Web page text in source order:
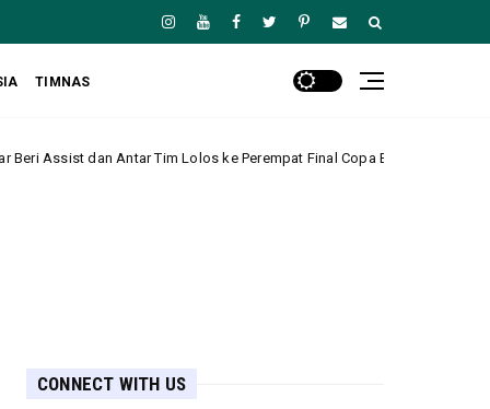
TIMNAS
Lolos ke Perempat Final Copa Betano do Brasil Amerika Serikat
CONNECT WITH US